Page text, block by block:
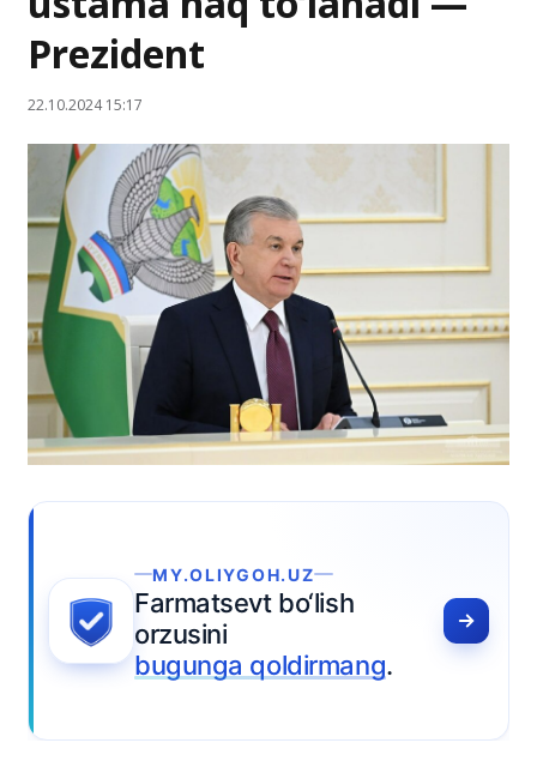
Prezident
22.10.2024 15:17
MY.OLIYGOH.UZ
Farmatsevt bo‘lish
orzusini
bugunga qoldirmang.